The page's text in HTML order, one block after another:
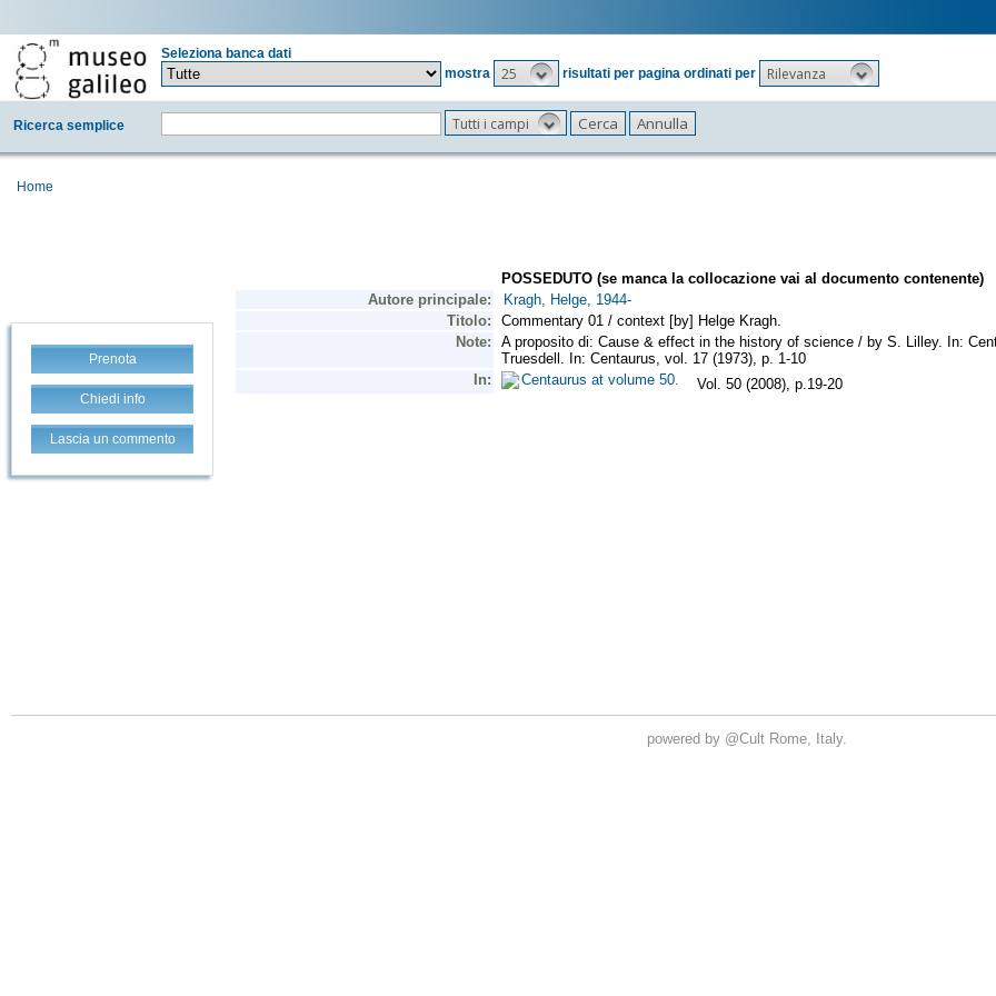
Seleziona banca dati
mostra
25 risultati per pagina ordinati per Rilevanza
Ricerca semplice Tutti i campi
Home
Prenota
Chiedi info
Lascia un commento
powered by @Cult Rome, Italy.